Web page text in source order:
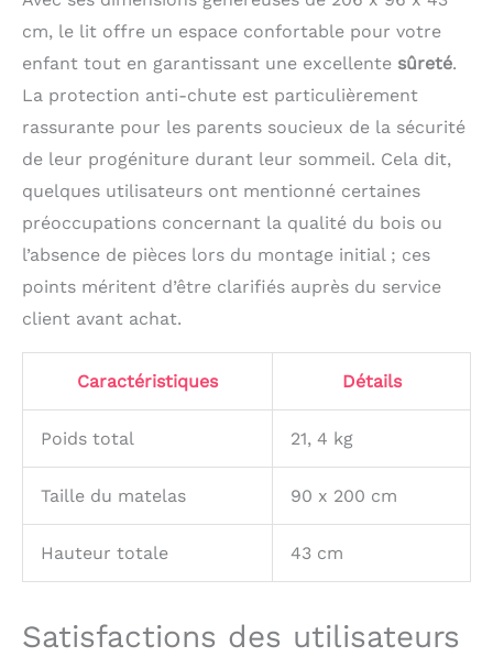
usage quotidien dans la
chambre d'enfant
cm, le lit offre un espace confortable pour votre
enfant tout en garantissant une excellente sûreté.
La protection anti-chute est particulièrement
rassurante pour les parents soucieux de la sécurité
de leur progéniture durant leur sommeil. Cela dit,
quelques utilisateurs ont mentionné certaines
préoccupations concernant la qualité du bois ou
l’absence de pièces lors du montage initial ; ces
points méritent d’être clarifiés auprès du service
client avant achat.
Caractéristiques Détails
Poids total 21, 4 kg
Taille du matelas 90 x 200 cm
Hauteur totale 43 cm
Satisfactions des utilisateurs